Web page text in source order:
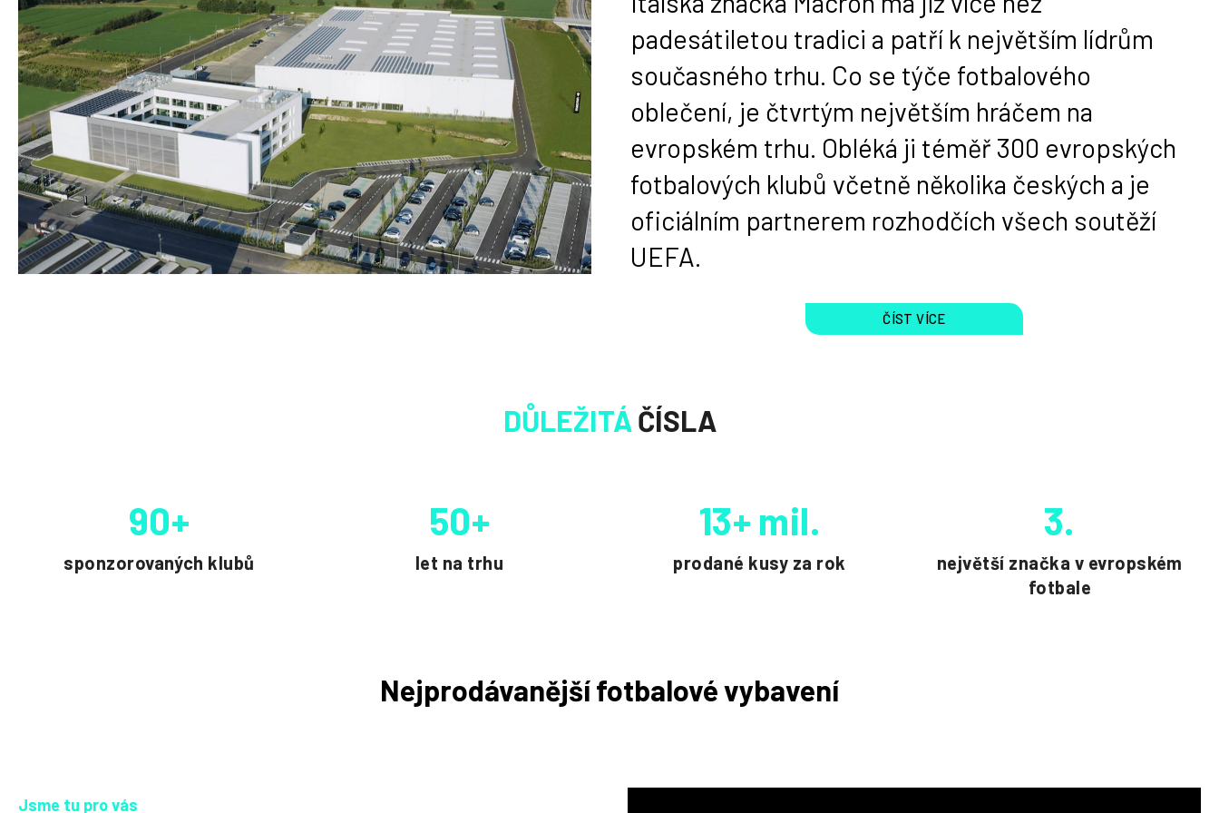
padesátiletou tradici a patří k největším lídrům
současného trhu. Co se týče fotbalového
oblečení, je čtvrtým největším hráčem na
evropském trhu. Obléká ji téměř 300 evropských
fotbalových klubů včetně několika českých a je
oficiálním partnerem rozhodčích všech soutěží
UEFA.
ČÍST VÍCE
DŮLEŽITÁ ČÍSLA
90+
sponzorovaných klubů
50+
let na trhu
13+ mil.
prodané kusy za rok
3.
největší značka v evropském
fotbale
Nejprodávanější fotbalové vybavení
Jsme tu pro vás